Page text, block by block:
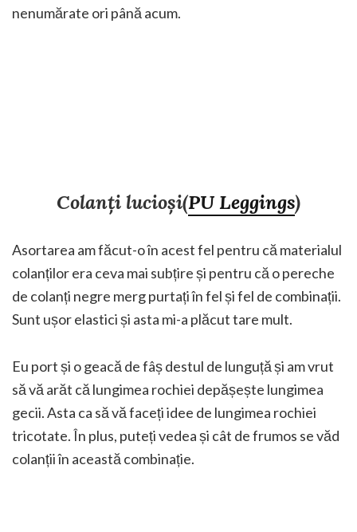
nenumărate ori până acum.
Colanți lucioși(PU Leggings)
Asortarea am făcut-o în acest fel pentru că materialul
colanților era ceva mai subțire și pentru că o pereche
de colanți negre merg purtați în fel și fel de combinații.
Sunt ușor elastici și asta mi-a plăcut tare mult.
Eu port și o geacă de fâș destul de lunguță și am vrut
să vă arăt că lungimea rochiei depășește lungimea
gecii. Asta ca să vă faceți idee de lungimea rochiei
tricotate. În plus, puteți vedea și cât de frumos se văd
colanții în această combinație.